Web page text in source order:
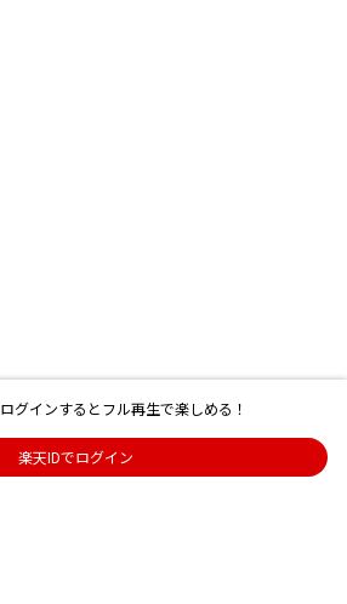
ログインするとフル再生で楽しめる！
楽天IDでログイン